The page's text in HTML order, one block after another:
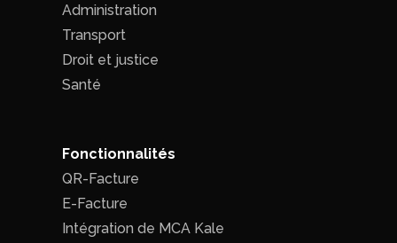
Administration
Transport
Droit et justice
Santé
Fonctionnalités
QR-Facture
E-Facture
Intégration de MCA Kale